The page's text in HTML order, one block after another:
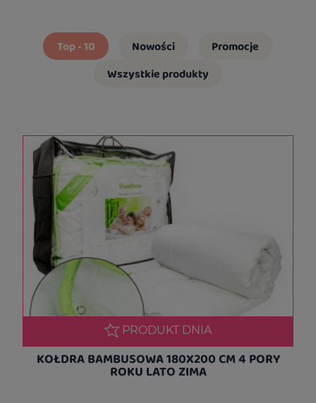
Top - 10 Nowości
Promocje
Wszystkie produkty
PRODUKT DNIA
KOŁDRA BAMBUSOWA 180X200 CM 4 PORY
ROKU LATO ZIMA